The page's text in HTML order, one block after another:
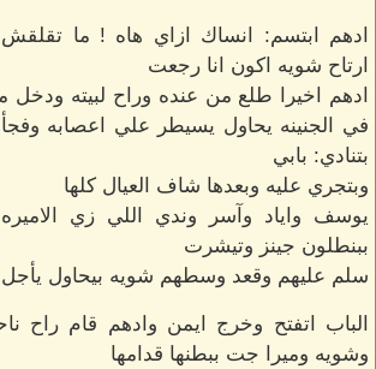
ادهم ابتسم: انساك ازاي هاه ! ما
ارتاح شويه اكون انا رجعت
ادهم اخيرا طلع من عنده وراح لبيته
في الجنينه يحاول يسيطر علي اعصابه
بتنادي: بابي
وبتجري عليه وبعدها شاف العيال كلها
يوسف واياد وآسر وندي اللي زي الاميره
ببنطلون جينز وتيشرت
سلم عليهم وقعد وسطهم شويه بيحاول يأجل
الباب اتفتح وخرج ايمن وادهم قام راح
وشويه وميرا جت ببطنها قدامها